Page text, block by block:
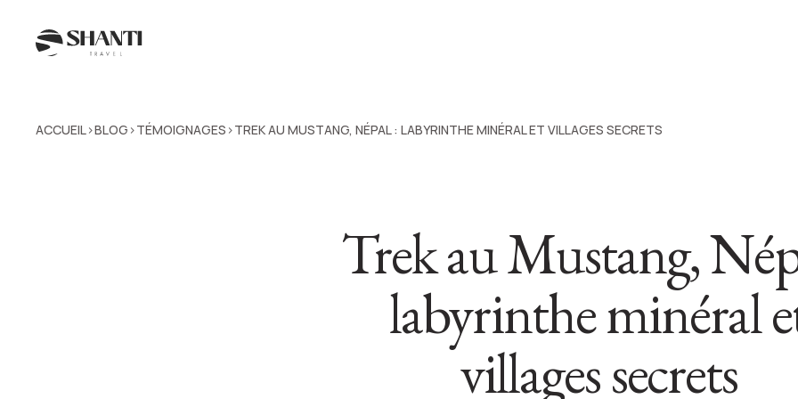
ACCUEIL>BLOG >TÉMOIGNAGES >TREK AU MUSTANG, NÉPAL : LABYRINTHE MINÉRAL ET VILLAGES SECRETS
Trek au Mustang,
labyrinthe minéral
villages secrets